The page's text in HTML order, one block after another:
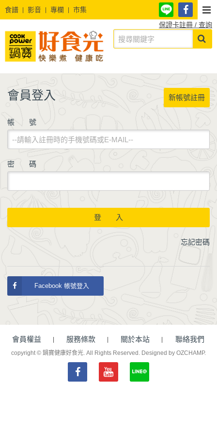
食譜 影音 專欄
市集
保證卡註冊 / 查詢
會員登入 新帳號註冊
帳 號
密 碼
登 入
忘記密碼
Facebook 帳號登入
會員權益 服務條款 關於本站 聯絡我們
copyright © 鍋寶健康好食光. All Rights Reserved. Designed by OZCHAMP.